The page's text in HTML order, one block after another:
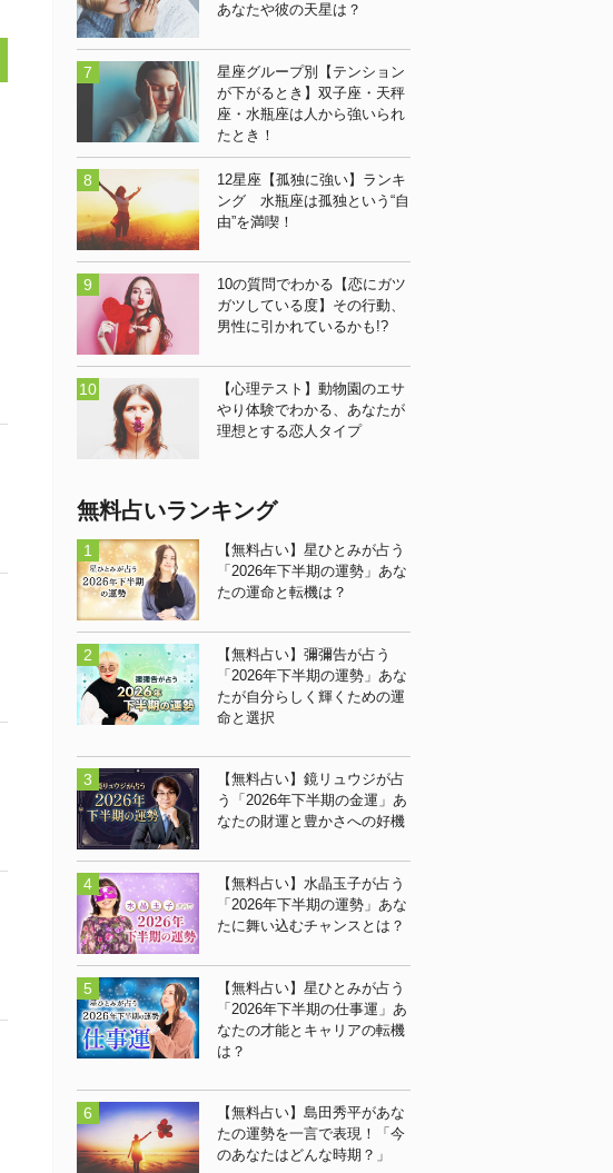
あなたや彼の天星は？
星座グループ別【テンション
が下がるとき】双子座・天秤
座・水瓶座は人から強いられ
たとき！
12星座【孤独に強い】ランキ
ング 水瓶座は孤独という“自
由”を満喫！
10の質問でわかる【恋にガツ
ガツしている度】その行動、
男性に引かれているかも!?
【心理テスト】動物園のエサ
やり体験でわかる、あなたが
理想とする恋人タイプ
無料占いランキング
【無料占い】星ひとみが占う
「2026年下半期の運勢」あな
たの運命と転機は？
【無料占い】彌彌告が占う
「2026年下半期の運勢」あな
たが自分らしく輝くための運
命と選択
【無料占い】鏡リュウジが占
う「2026年下半期の金運」あ
なたの財運と豊かさへの好機
【無料占い】水晶玉子が占う
「2026年下半期の運勢」あな
たに舞い込むチャンスとは？
【無料占い】星ひとみが占う
「2026年下半期の仕事運」あ
なたの才能とキャリアの転機
は？
【無料占い】島田秀平があな
たの運勢を一言で表現！「今
のあなたはどんな時期？」